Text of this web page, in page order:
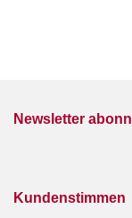
Newsletter
Kundenstimmen